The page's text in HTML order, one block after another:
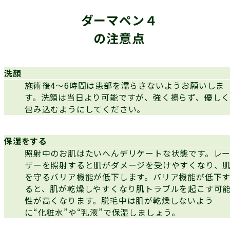
ダーマペン４
の注意点
洗顔
施術後4～6時間は患部を濡らさないようお願いしま
す。洗顔は当日より可能ですが、強く擦らず、優しく
包み込むようにしてください。
保湿をする
照射中のお肌はたいへんデリケートな状態です。レ
ザーを照射すると肌がダメージを受けやすくなり、
を守るバリア機能が低下します。バリア機能が低下
ると、肌が乾燥しやすくなり肌トラブルを起こす可
性が高くなります。脱毛中は肌が乾燥しないよう
に“化粧水”や“乳液”で保湿しましょう。